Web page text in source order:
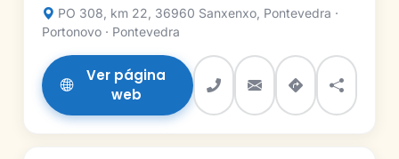
PO 308, km 22, 36960 Sanxenxo, Pontevedra ·
Portonovo · Pontevedra
Ver página
web